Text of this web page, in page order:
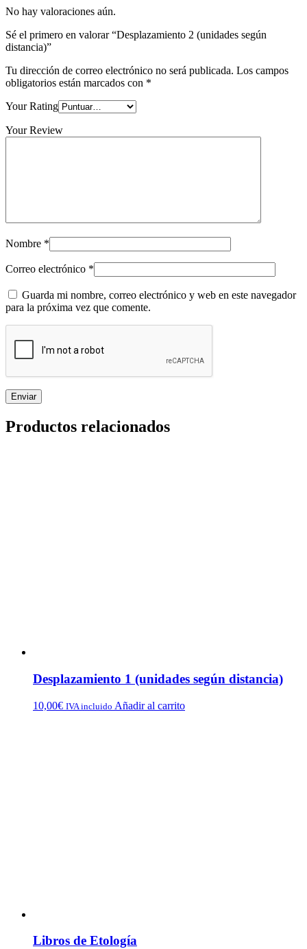
No hay valoraciones aún.
Sé el primero en valorar “Desplazamiento 2 (unidades según
distancia)”
Tu dirección de correo electrónico no será publicada. Los campos
obligatorios están marcados con *
Your Rating
Your Review
Nombre *
Correo electrónico *
Guarda mi nombre, correo electrónico y web en este navegador
para la próxima vez que comente.
Productos relacionados
Desplazamiento 1 (unidades según distancia)
10,00€ IVA incluido Añadir al carrito
Libros de Etología